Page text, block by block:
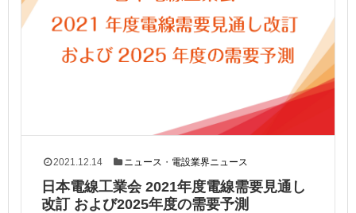
2021.12.14 ニュース ・ 電設業界ニュース
日本電線工業会 2021年度電線需要見通し
改訂 および2025年度の需要予測